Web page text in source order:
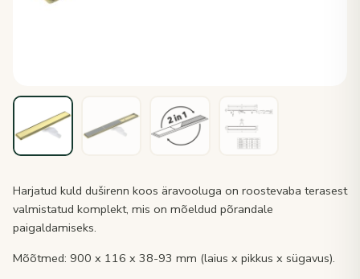
Harjatud kuld duširenn koos äravooluga on roostevaba terasest
valmistatud komplekt, mis on mõeldud põrandale
paigaldamiseks.
Mõõtmed: 900 x 116 x 38-93 mm (laius x pikkus x sügavus).